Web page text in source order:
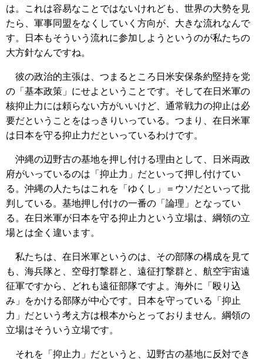
は。これは容易なことではないけれども、世界の大勢を見
たら、軍事同盟をなくしていく方向が、大きな流れなんで
す。日本もそういう流れに参加しようというのが私たちの
大方針なんですね。
彼の政治的主張は、つまるところ日米安保条約堅持を党
の「基本政策」にせよということです。そして在日米軍の
核抑止力には頼らない方がいいけど、通常戦力の抑止は必
要だということをはっきりいっている。つまり、在日米軍
は日本を守る抑止力だといっているわけです。
沖縄の辺野古の基地を押し付ける理由として、日米両政
府がいっているのは「抑止力」だといって押し付けてい
る。沖縄の人たちはこれを「ゆくし」＝ウソだといって批
判している。基地押し付けの一番の「論理」となってい
る。在日米軍が日本を守る抑止力という立場は、綱領の立
場とは全く違います。
私たちは、在日米軍というのは、その部隊の構成を見て
も、海兵隊と、空母打撃群と、遠征打撃群と、航空宇宙遠
征軍ですから、どれも遠征部隊ですよ。海外に「殴り込
み」をかける部隊が中心です。日本を守っている「抑止
力」だという考え方は根本からとっておりません。綱領の
立場はそういう立場です。
それを「抑止力」だというと、辺野古の基地に反対でき